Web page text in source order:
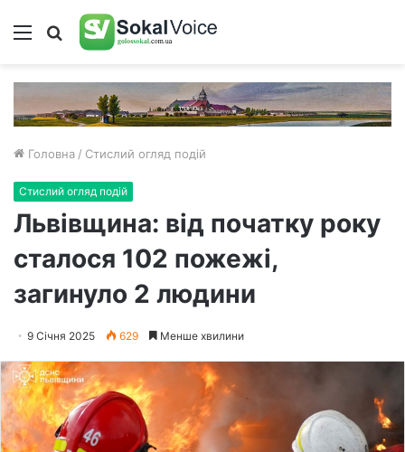
Меню Пошук
Головна / Стислий огляд подій
Стислий огляд подій
Львівщина: від початку року
сталося 102 пожежі,
загинуло 2 людини
9 Січня 2025 629 Менше хвилини